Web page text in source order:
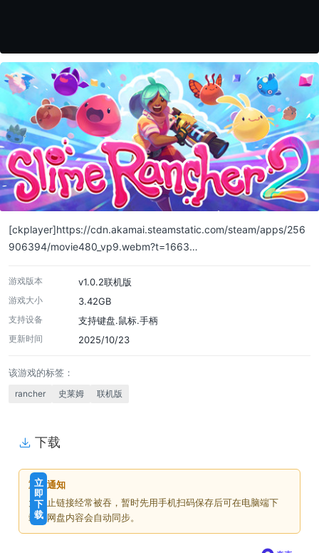
[ckplayer]https://cdn.akamai.steamstatic.com/steam/apps/256
906394/movie480_vp9.webm?t=1663…
游戏版本 v1.0.2联机版
游戏大小 3.42GB
支持设备 支持键盘.鼠标.手柄
更新时间 2025/10/23
该游戏的标签：
rancher 史莱姆 联机版
下载
下
载
价
格
免
费
立
即
下
载
重要通知
为防止链接经常被吞，暂时先用手机扫码保存后可在电脑端下
载，网盘内容会自动同步。